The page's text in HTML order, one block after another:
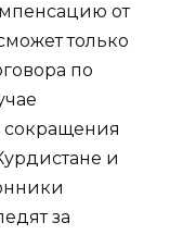
от
только
по
и
за